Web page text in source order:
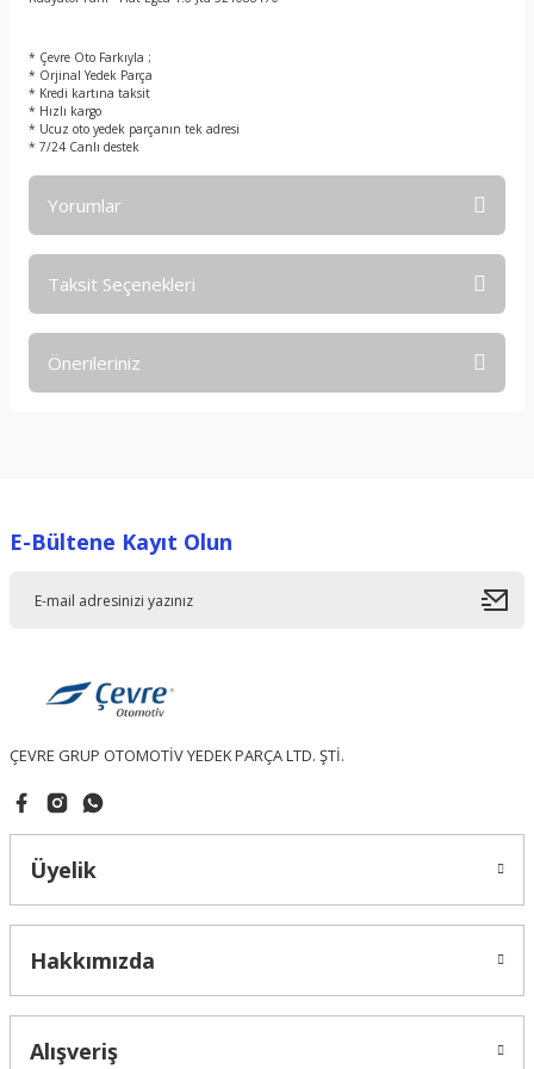
* Çevre Oto Farkıyla ;
* Orjinal Yedek Parça
* Kredi kartına taksit
* Hızlı kargo
* Ucuz oto yedek parçanın tek adresi
* 7/24 Canlı destek
Yorumlar
Taksit Seçenekleri
Önerileriniz
Ürün resmi kalitesiz, bozuk veya görüntülenemiyor.
Bu ürüne benzer farklı alternatifler olmalı.
Gönder
E-Bültene Kayıt Olun
ÇEVRE GRUP OTOMOTİV YEDEK PARÇA LTD. ŞTİ.
Üyelik
Hakkımızda
Alışveriş